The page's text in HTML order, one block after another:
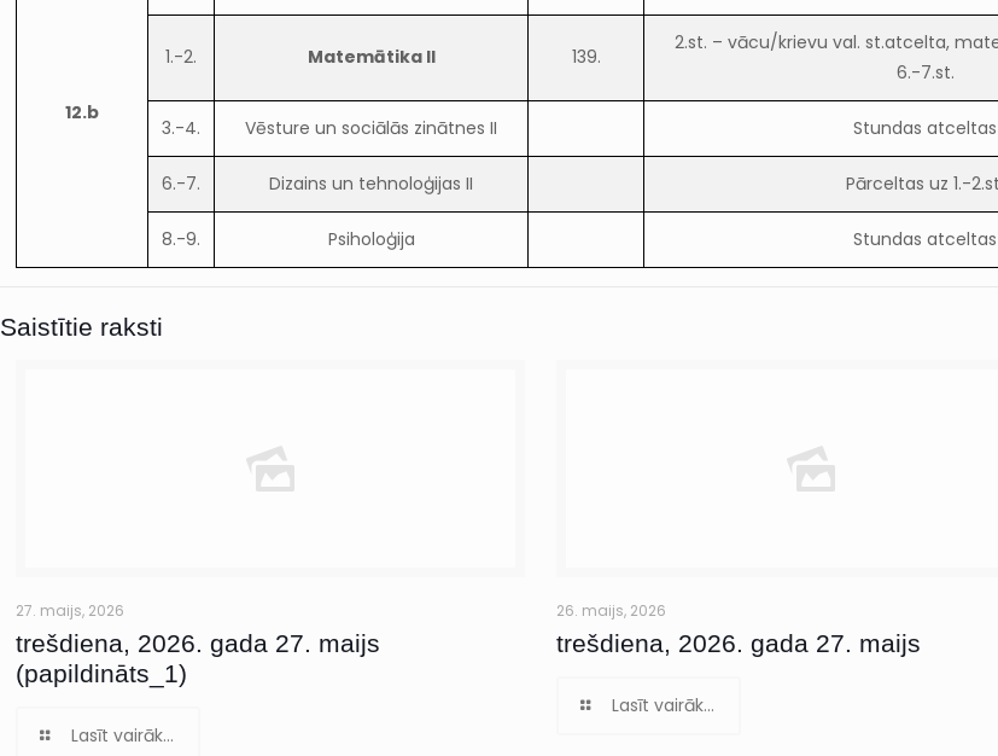
12.b
1.-2. Matemātika II 139.
2.st. – vācu/krievu val. st.atcelta,
6.-7.st.
3.-4. Vēsture un sociālās zinātnes II Stundas atceltas
6.-7. Dizains un tehnoloģijas II Pārceltas uz 1.-
8.-9. Psiholoģija Stundas atceltas
Saistītie raksti
27. maijs, 2026
trešdiena, 2026. gada 27. maijs
(papildināts_1)
Lasīt vairāk...
26. maijs, 2026
trešdiena, 2026. gada 27. maijs
Lasīt vairāk...